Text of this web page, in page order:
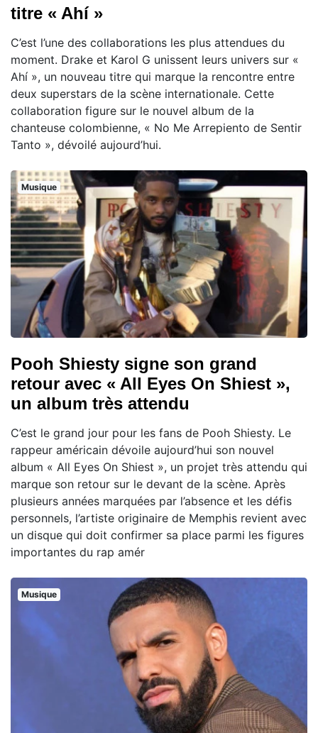
titre « Ahí »
C’est l’une des collaborations les plus attendues du
moment. Drake et Karol G unissent leurs univers sur «
Ahí », un nouveau titre qui marque la rencontre entre
deux superstars de la scène internationale. Cette
collaboration figure sur le nouvel album de la
chanteuse colombienne, « No Me Arrepiento de Sentir
Tanto », dévoilé aujourd’hui.
Musique
Pooh Shiesty signe son grand
retour avec « All Eyes On Shiest »,
un album très attendu
C’est le grand jour pour les fans de Pooh Shiesty. Le
rappeur américain dévoile aujourd’hui son nouvel
album « All Eyes On Shiest », un projet très attendu qui
marque son retour sur le devant de la scène. Après
plusieurs années marquées par l’absence et les défis
personnels, l’artiste originaire de Memphis revient avec
un disque qui doit confirmer sa place parmi les figures
importantes du rap amér
Musique